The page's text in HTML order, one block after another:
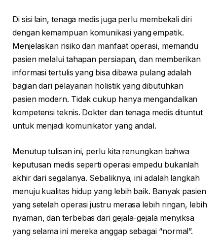
Di sisi lain, tenaga medis juga perlu membekali diri
dengan kemampuan komunikasi yang empatik.
Menjelaskan risiko dan manfaat operasi, memandu
pasien melalui tahapan persiapan, dan memberikan
informasi tertulis yang bisa dibawa pulang adalah
bagian dari pelayanan holistik yang dibutuhkan
pasien modern. Tidak cukup hanya mengandalkan
kompetensi teknis. Dokter dan tenaga medis dituntut
untuk menjadi komunikator yang andal.
Menutup tulisan ini, perlu kita renungkan bahwa
keputusan medis seperti operasi empedu bukanlah
akhir dari segalanya. Sebaliknya, ini adalah langkah
menuju kualitas hidup yang lebih baik. Banyak pasien
yang setelah operasi justru merasa lebih ringan, lebih
nyaman, dan terbebas dari gejala-gejala menyiksa
yang selama ini mereka anggap sebagai “normal”.